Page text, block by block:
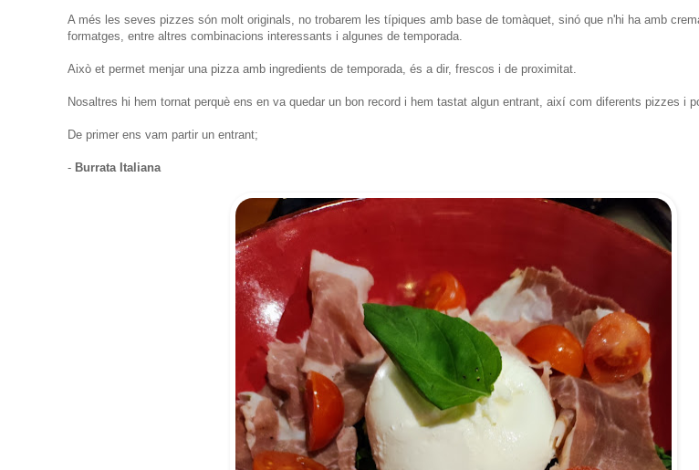
A més les seves pizzes són molt originals, no trobarem les típiques amb base de tomàquet, sinó que n'hi ha amb
formatges, entre altres combinacions interessants i algunes de temporada.
Això et permet menjar una pizza amb ingredients de temporada, és a dir, frescos i de proximitat.
Nosaltres hi hem tornat perquè ens en va quedar un bon record i hem tastat algun entrant, així com diferents pizzes i
De primer ens vam partir un entrant;
- Burrata Italiana